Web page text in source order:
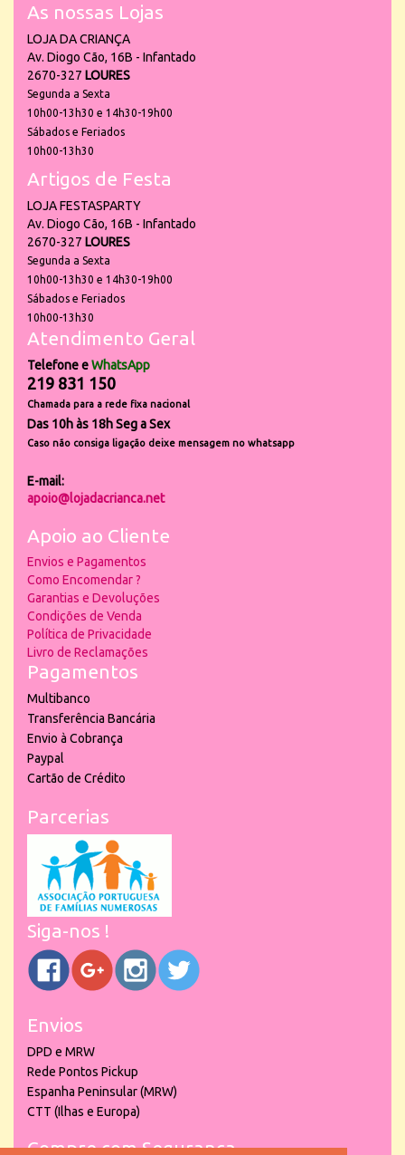
As nossas Lojas
LOJA DA CRIANÇA
Av. Diogo Cão, 16B - Infantado
2670-327 LOURES
Segunda a Sexta
10h00-13h30 e 14h30-19h00
Sábados e Feriados
10h00-13h30
Artigos de Festa
LOJA FESTASPARTY
Av. Diogo Cão, 16B - Infantado
2670-327 LOURES
Segunda a Sexta
10h00-13h30 e 14h30-19h00
Sábados e Feriados
10h00-13h30
Atendimento Geral
Telefone eWhatsApp
219 831 150
Chamada para a rede fixa nacional
Das 10h às 18h Seg a Sex
Caso não consiga ligação deixe mensagem no whatsapp
E-mail:
apoio@lojadacrianca.net
Apoio ao Cliente
Envios e Pagamentos
Como Encomendar ?
Garantias e Devoluções
Condições de Venda
Política de Privacidade
Livro de Reclamações
Pagamentos
Multibanco
Transferência Bancária
Envio à Cobrança
Paypal
Cartão de Crédito
Parcerias
Siga-nos !
Envios
DPD e MRW
Rede Pontos Pickup
Espanha Peninsular (MRW)
CTT (Ilhas e Europa)
Compre com Segurança